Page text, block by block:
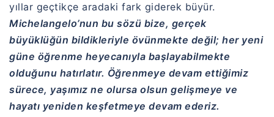
yıllar geçtikçe aradaki fark giderek büyür.
Michelangelo’nun bu sözü bize, gerçek
büyüklüğün bildikleriyle övünmekte değil; her yeni
güne öğrenme heyecanıyla başlayabilmekte
olduğunu hatırlatır. Öğrenmeye devam ettiğimiz
sürece, yaşımız ne olursa olsun gelişmeye ve
hayatı yeniden keşfetmeye devam ederiz.